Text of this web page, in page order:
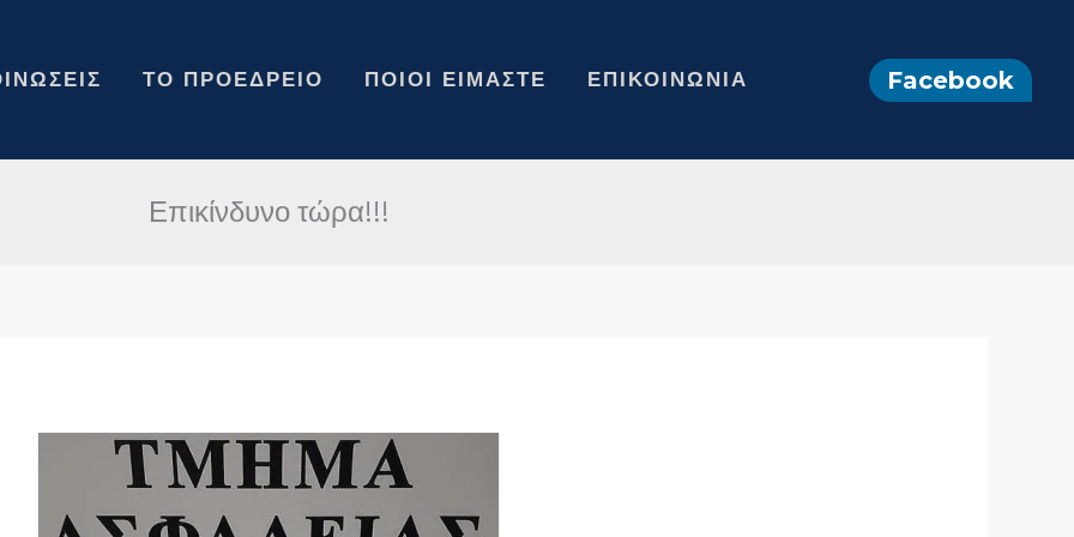
ΤΟ ΠΡΟΕΔΡΕΊΟ ΠΟΙΟΙ ΕΊΜΑΣΤΕ ΕΠΙΚΟΙΝΩΝΊΑ Facebook
Επικίνδυνο τώρα!!!